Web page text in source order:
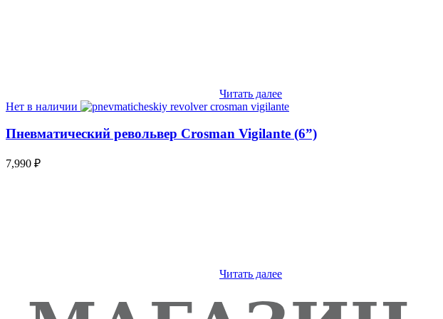
Читать далее
Нет в наличии
Пневматический револьвер Crosman Vigilante (6”)
7,990 ₽
Читать далее